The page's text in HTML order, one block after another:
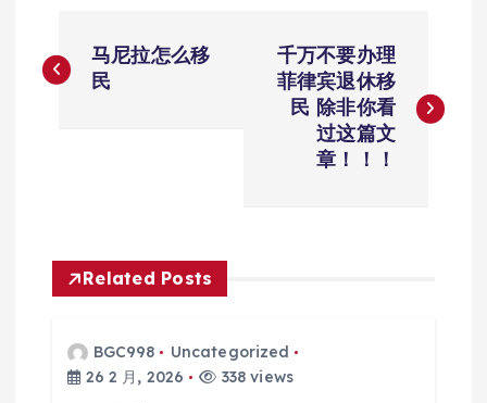
章
马尼拉怎么移
民
千万不要办理
菲律宾退休移
民 除非你看
过这篇文
章！！！
Related Posts
BGC998
Uncategorized
26 2 月, 2026
338 views